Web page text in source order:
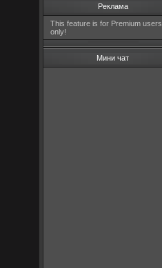
Реклама
This feature is for Premium users
only!
Мини чат